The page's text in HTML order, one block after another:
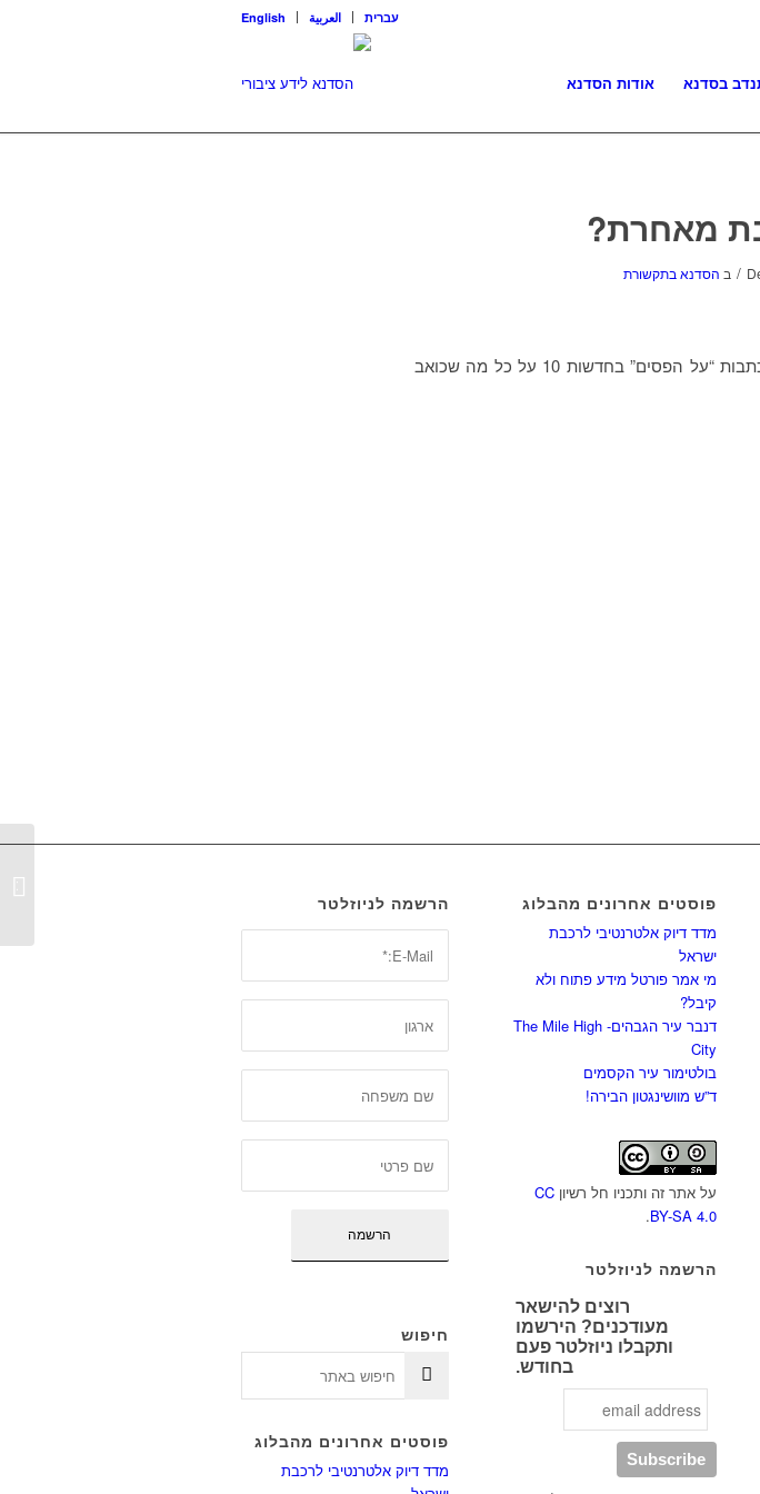
English العربية עברית
אודות הסדנא בסדנא
מאחרת?
/ ב הסדנא בתקשורת
נתונים של פרוייקט “רכבת פתוחה” בסדרת הכתבות “על הפסים” בחדשות 10 על כל מה שכואב
הרשמה לניוזלטר
חיפוש
פוסטים אחרונים מהבלוג
מדד דיוק אלטרנטיבי לרכבת
פוסטים אחרונים מהבלוג
מדד דיוק אלטרנטיבי לרכבת
ישראל
מי אמר פורטל מידע פתוח ולא
קיבל?
דנבר עיר הגבהים- The Mile High
City
בולטימור עיר הקסמים
ד”ש מוושינגטון הבירה!
על אתר זה ותכניו חל רשיוןCC
BY-SA 4.0
.
הרשמה לניוזלטר
רוצים להישאר
מעודכנים? הירשמו
ותקבלו ניוזלטר פעם
בחודש.